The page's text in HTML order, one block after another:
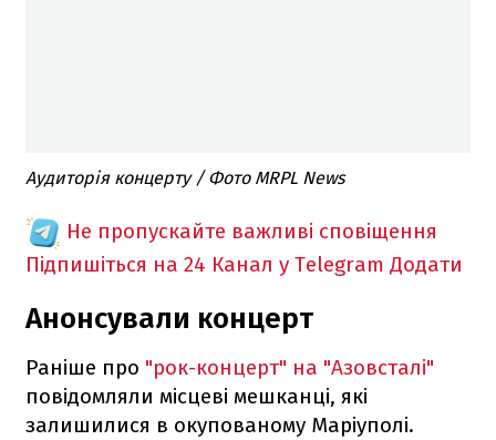
Аудиторія концерту / Фото MRPL News
Не пропускайте важливі сповіщення
Підпишіться на 24 Канал у Telegram Додати
Анонсували концерт
Раніше про "рок-концерт" на "Азовсталі"
повідомляли місцеві мешканці, які
залишилися в окупованому Маріуполі.